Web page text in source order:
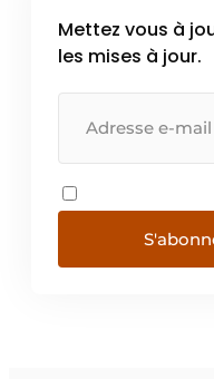
Mettez vous à
les mises à jour.